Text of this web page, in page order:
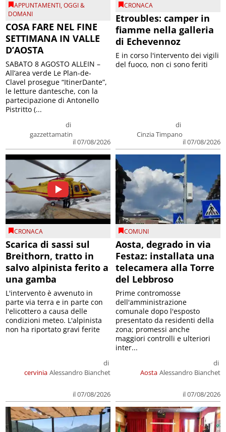
APPUNTAMENTI,OGGI &
DOMANI
COSA FARE NEL FINE
SETTIMANA IN VALLE
D’AOSTA
di
gazzettamatin
il 07/08/2026
SABATO 8 AGOSTO ALLEIN –
All’area verde Le Plan-de-
Clavel prosegue “ItinerDante”,
le letture dantesche, con la
partecipazione di Antonello
Pistritto (...
CRONACA
Etroubles: camper in
fiamme nella galleria
di Echevennoz
di
Cinzia Timpano
il 07/08/2026
E in corso l'intervento dei vigili
del fuoco, non ci sono feriti
CRONACA
Scarica di sassi sul
Breithorn, tratto in
salvo alpinista ferito a
una gamba
cervinia
di
Alessandro Bianchet
il 07/08/2026
L'intervento è avvenuto in
parte via terra e in parte con
l'elicottero a causa delle
condizioni meteo. L'alpinista
non ha riportato gravi ferite
COMUNI
Aosta, degrado in via
Festaz: installata una
telecamera alla Torre
del Lebbroso
Aosta
di
Alessandro Bianchet
il 07/08/2026
Prime contromosse
dell'amministrazione
comunale dopo l'esposto
presentato da residenti della
zona; promessi anche
maggiori controlli e ulteriori
inter...